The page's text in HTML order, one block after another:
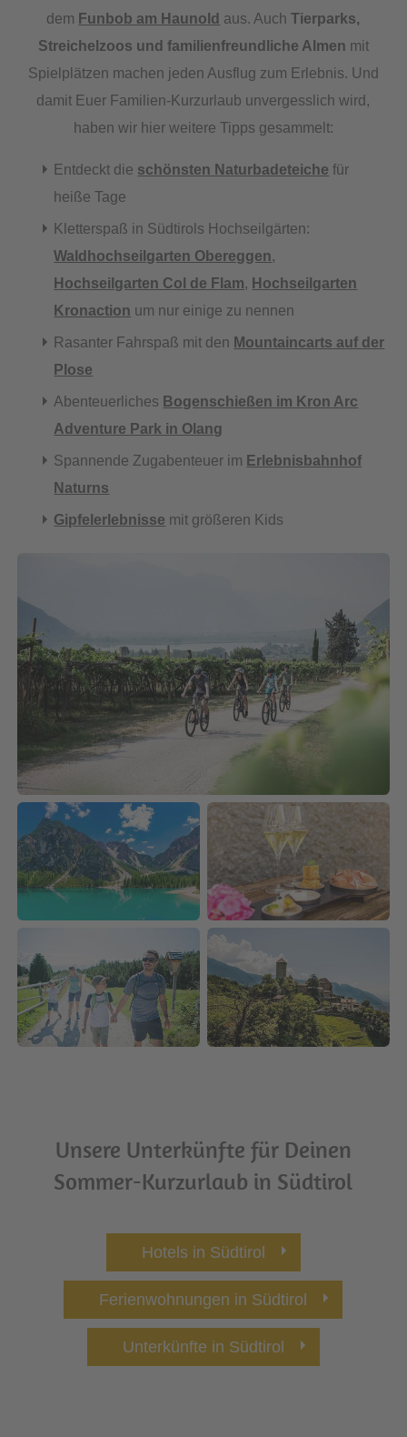
dem Funbob am Haunold aus. AuchTierparks,
Streichelzoos und familienfreundliche Almen mit
Spielplätzen machen jeden Ausflug zum Erlebnis. Und
damit Euer Familien-Kurzurlaub unvergesslich wird,
haben wir hier weitere Tipps gesammelt:
Entdeckt die schönsten Naturbadeteiche für
heiße Tage
Kletterspaß in Südtirols Hochseilgärten:
Waldhochseilgarten Obereggen,
Hochseilgarten Col de Flam, Hochseilgarten
Kronaction um nur einige zu nennen
Rasanter Fahrspaß mit den Mountaincarts auf der
Plose
Abenteuerliches Bogenschießen im Kron Arc
Adventure Park in Olang
Spannende Zugabenteuer im Erlebnisbahnhof
Naturns
Gipfelerlebnisse mit größeren Kids
Unsere Unterkünfte für Deinen
Sommer-Kurzurlaub in Südtirol
Hotels in Südtirol
Ferienwohnungen in Südtirol
Unterkünfte in Südtirol